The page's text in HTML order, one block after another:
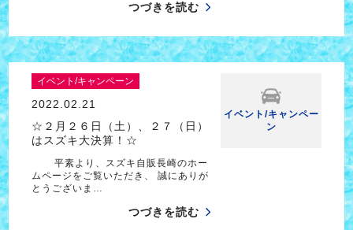
つづきを読む
イベント/キャンペーン
2022.02.21
☆２月２６日（土）、２７（日）
はスズキ大決算！☆
平素より、スズキ自販長崎のホー
ムページをご覧いただき、 誠にありが
とうございま…
つづきを読む
イベント/キャンペー
ン